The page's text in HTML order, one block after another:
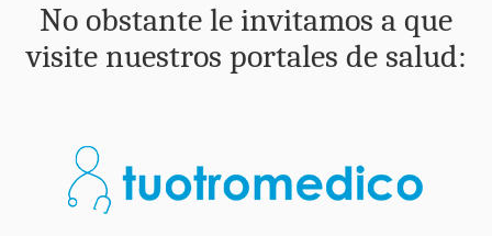
No obstante le invitamos a que
visite nuestros portales de salud: